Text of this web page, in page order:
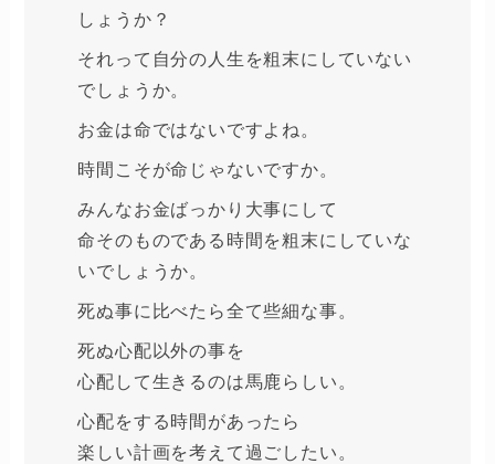
しょうか？
それって自分の人生を粗末にしていない
でしょうか。
お金は命ではないですよね。
時間こそが命じゃないですか。
みんなお金ばっかり大事にして
命そのものである時間を粗末にしていな
いでしょうか。
死ぬ事に比べたら全て些細な事。
死ぬ心配以外の事を
心配して生きるのは馬鹿らしい。
心配をする時間があったら
楽しい計画を考えて過ごしたい。